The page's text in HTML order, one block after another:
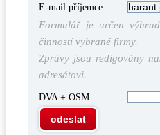
E-mail příjemce:
Formulář je určen
činností vybrané firmy.
Zprávy jsou redigovány
adresátovi.
DVA + OSM =
odeslat